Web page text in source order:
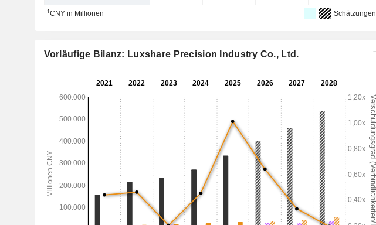
1CNY in Millionen Schätzungen
Vorläufige Bilanz: Luxshare Precision Industry Co., Ltd.